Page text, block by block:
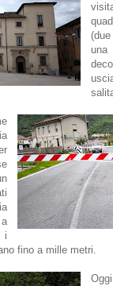
una
i
fino a mille metri.